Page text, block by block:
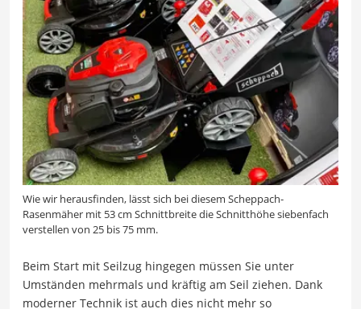
Wie wir herausfinden, lässt sich bei diesem Scheppach-
Rasenmäher mit 53 cm Schnittbreite die Schnitthöhe siebenfach
verstellen von 25 bis 75 mm.
Beim Start mit Seilzug hingegen müssen Sie unter
Umständen mehrmals und kräftig am Seil ziehen. Dank
moderner Technik ist auch dies nicht mehr so